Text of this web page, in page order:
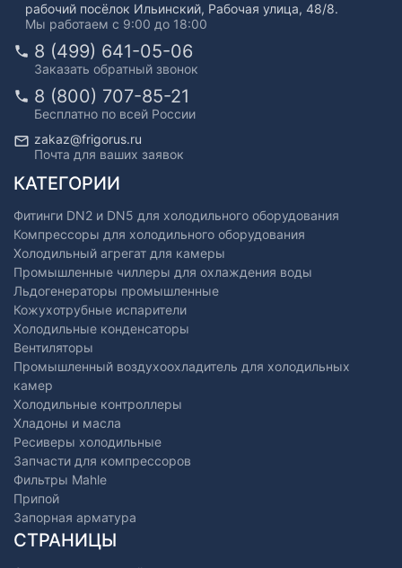
рабочий посёлок Ильинский, Рабочая улица, 48/8.
Мы работаем с 9:00 до 18:00
8 (499) 641-05-06
Заказать обратный звонок
8 (800) 707-85-21
Бесплатно по всей России
zakaz@frigorus.ru
Почта для ваших заявок
КАТЕГОРИИ
Фитинги DN2 и DN5 для холодильного оборудования
Компрессоры для холодильного оборудования
Холодильный агрегат для камеры
Промышленные чиллеры для охлаждения воды
Льдогенераторы промышленные
Кожухотрубные испарители
Холодильные конденсаторы
Вентиляторы
Промышленный воздухоохладитель для холодильных
камер
Холодильные контроллеры
Хладоны и масла
Ресиверы холодильные
Запчасти для компрессоров
Фильтры Mahle
Припой
Запорная арматура
СТРАНИЦЫ